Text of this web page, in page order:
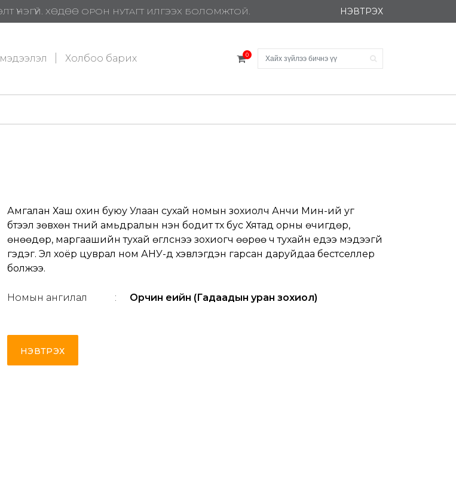
ҮНЭГҮЙ. ХӨДӨӨ ОРОН НУТАГТ ИЛГЭЭХ БОЛОМЖТОЙ. НЭВТРЭХ
Холбоо барих 0
Амгалан Хаш охин буюу Улаан сухай номын зохиолч Анчи Мин-ий уг
бүтээл зөвхөн түүний амьдралын үнэн бодит түүх бус Хятад орны өчигдөр,
өнөөдөр, маргаашийн тухай өгүүлснээ зохиогч өөрөө ч тухайн үедээ мэдээгүй
гэдэг. Эл хоёр цуврал ном АНУ-д хэвлэгдэн гарсан даруйдаа бестселлер
болжээ.
Номын ангилал : Орчин үеийн (Гадаадын уран зохиол)
НЭВТРЭХ